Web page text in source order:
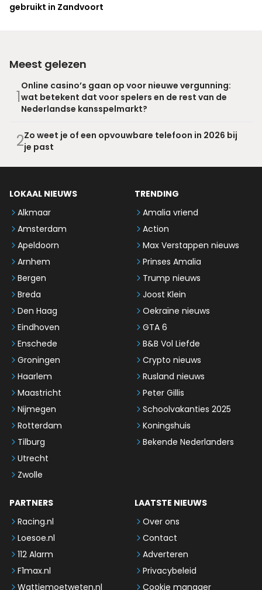
gebruikt in Zandvoort
Meest gelezen
1
Online casino’s gaan op voor nieuwe vergunning:
wat betekent dat voor spelers en de rest van de
Nederlandse kansspelmarkt?
2Zo weet je of een opvouwbare telefoon in 2026 bij
je past
LOKAAL NIEUWS
Alkmaar
Amsterdam
Apeldoorn
Arnhem
Bergen
Breda
Den Haag
Eindhoven
Enschede
Groningen
Haarlem
Maastricht
Nijmegen
Rotterdam
Tilburg
Utrecht
Zwolle
TRENDING
Amalia vriend
Action
Max Verstappen nieuws
Prinses Amalia
Trump nieuws
Joost Klein
Oekraïne nieuws
GTA 6
B&B Vol Liefde
Crypto nieuws
Rusland nieuws
Peter Gillis
Schoolvakanties 2025
Koningshuis
Bekende Nederlanders
PARTNERS
Racing.nl
Loesoe.nl
112 Alarm
F1max.nl
Wattjemoetweten.nl
LAATSTE NIEUWS
Over ons
Contact
Adverteren
Privacybeleid
Cookie manager